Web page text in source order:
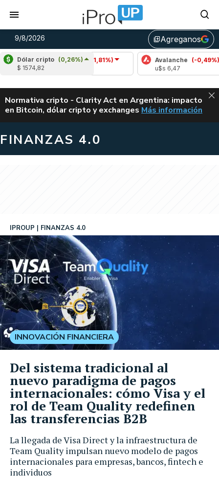
9/8/2026 library_addAgreganos
Dólar cripto (0,26%)
$ 1574,82
Cardano
(-1,81%)
u$s 0,20
Avalanche (-0,49%)
ALERTA
Normativa cripto - Clarity Act en Argentina: impacto
en Bitcoin, dólar cripto y exchanges CLARITY ACT EN
Más información
FINANZAS 4.0
La llegada de Visa Direct y la infraestructura de
Team Quality impulsan nuevo modelo de pagos
internacionales para empresas, bancos, fintech e
individuos
IPROUP FINANZAS 4.0
INNOVACIÓN FINANCIERA
Del sistema tradicional al
nuevo paradigma de pagos
internacionales: cómo Visa y el
rol de Team Quality redefinen
las transferencias B2B